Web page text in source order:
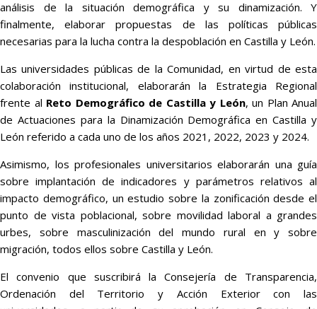
análisis de la situación demográfica y su dinamización. Y
finalmente, elaborar propuestas de las políticas públicas
necesarias para la lucha contra la despoblación en Castilla y León.
Las universidades públicas de la Comunidad, en virtud de esta
colaboración institucional, elaborarán la Estrategia Regional
frente al Reto Demográfico de Castilla y León, un Plan Anual
de Actuaciones para la Dinamización Demográfica en Castilla y
León referido a cada uno de los años 2021, 2022, 2023 y 2024.
Asimismo, los profesionales universitarios elaborarán una guía
sobre implantación de indicadores y parámetros relativos al
impacto demográfico, un estudio sobre la zonificación desde el
punto de vista poblacional, sobre movilidad laboral a grandes
urbes, sobre masculinización del mundo rural en y sobre
migración, todos ellos sobre Castilla y León.
El convenio que suscribirá la Consejería de Transparencia,
Ordenación del Territorio y Acción Exterior con las